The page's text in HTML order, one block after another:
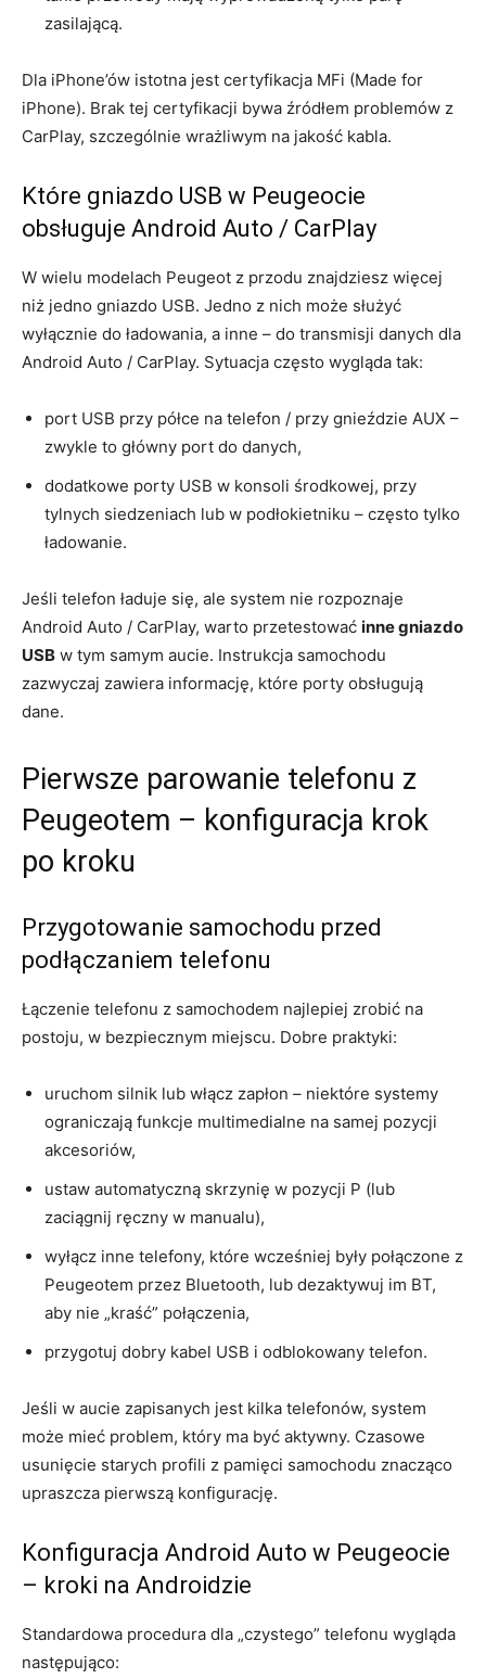
zasilającą.
Dla iPhone’ów istotna jest certyfikacja MFi (Made for
iPhone). Brak tej certyfikacji bywa źródłem problemów z
CarPlay, szczególnie wrażliwym na jakość kabla.
Które gniazdo USB w Peugeocie
obsługuje Android Auto / CarPlay
W wielu modelach Peugeot z przodu znajdziesz więcej
niż jedno gniazdo USB. Jedno z nich może służyć
wyłącznie do ładowania, a inne – do transmisji danych dla
Android Auto / CarPlay. Sytuacja często wygląda tak:
port USB przy półce na telefon / przy gnieździe AUX –
zwykle to główny port do danych,
dodatkowe porty USB w konsoli środkowej, przy
tylnych siedzeniach lub w podłokietniku – często tylko
ładowanie.
Jeśli telefon ładuje się, ale system nie rozpoznaje
Android Auto / CarPlay, warto przetestować inne gniazdo
USB w tym samym aucie. Instrukcja samochodu
zazwyczaj zawiera informację, które porty obsługują
dane.
Pierwsze parowanie telefonu z
Peugeotem – konfiguracja krok
po kroku
Przygotowanie samochodu przed
podłączaniem telefonu
Łączenie telefonu z samochodem najlepiej zrobić na
postoju, w bezpiecznym miejscu. Dobre praktyki:
uruchom silnik lub włącz zapłon – niektóre systemy
ograniczają funkcje multimedialne na samej pozycji
akcesoriów,
ustaw automatyczną skrzynię w pozycji P (lub
zaciągnij ręczny w manualu),
wyłącz inne telefony, które wcześniej były połączone z
Peugeotem przez Bluetooth, lub dezaktywuj im BT,
aby nie „kraść” połączenia,
przygotuj dobry kabel USB i odblokowany telefon.
Jeśli w aucie zapisanych jest kilka telefonów, system
może mieć problem, który ma być aktywny. Czasowe
usunięcie starych profili z pamięci samochodu znacząco
upraszcza pierwszą konfigurację.
Konfiguracja Android Auto w Peugeocie
– kroki na Androidzie
Standardowa procedura dla „czystego” telefonu wygląda
następująco: